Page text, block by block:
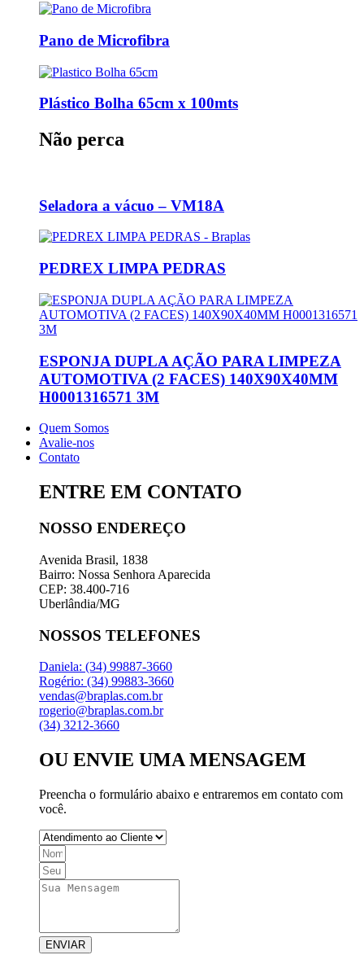
Pano de Microfibra
Plástico Bolha 65cm x 100mts
Não perca
Seladora a vácuo – VM18A
PEDREX LIMPA PEDRAS
ESPONJA DUPLA AÇÃO PARA LIMPEZA
AUTOMOTIVA (2 FACES) 140X90X40MM
H0001316571 3M
Quem Somos
Avalie-nos
Contato
ENTRE EM CONTATO
NOSSO ENDEREÇO
Avenida Brasil, 1838
Bairro: Nossa Senhora Aparecida
CEP: 38.400-716
Uberlândia/MG
NOSSOS TELEFONES
Daniela: (34) 99887-3660
Rogério: (34) 99883-3660
vendas@braplas.com.br
rogerio@braplas.com.br
(34) 3212-3660
OU ENVIE UMA MENSAGEM
Preencha o formulário abaixo e entraremos em contato com
você.
ENVIAR